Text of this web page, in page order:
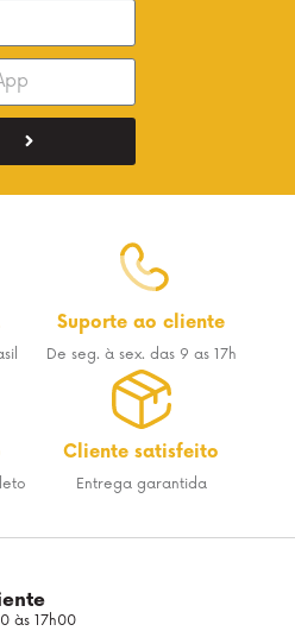
Suporte ao cliente
De seg. à sex. das 9 as 17h
Cliente satisfeito
Entrega garantida
às 17h00